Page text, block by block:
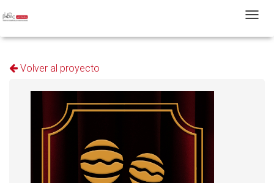
T
Volver al proyecto